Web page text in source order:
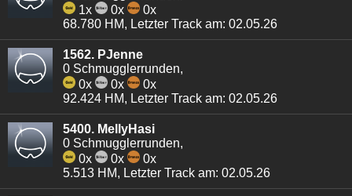
1x
0x
0x
68.780 HM, Letzter Track am: 02.05.26
1562. PJenne
0 Schmugglerrunden,
0x
0x
0x
92.424 HM, Letzter Track am: 02.05.26
5400. MellyHasi
0 Schmugglerrunden,
0x
0x
0x
5.513 HM, Letzter Track am: 02.05.26